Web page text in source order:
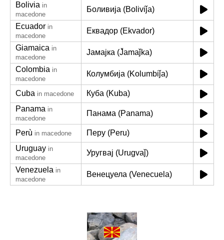
Bolivia in
macedone
Боливија (Boliviǰa)
Ecuador in
macedone
Еквадор (Ekvador)
Giamaica in
macedone
Јамајка (J̌amaǰka)
Colombia in
macedone
Колумбија (Kolumbiǰa)
Cuba in macedone
Куба (Kuba)
Panama in
macedone
Панама (Panama)
Perù in macedone
Перу (Peru)
Uruguay in
macedone
Уругвај (Urugvaǰ)
Venezuela in
macedone
Венецуела (Venecuela)